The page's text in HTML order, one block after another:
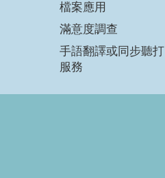
檔案應用
滿意度調查
手語翻譯或同步聽打
服務